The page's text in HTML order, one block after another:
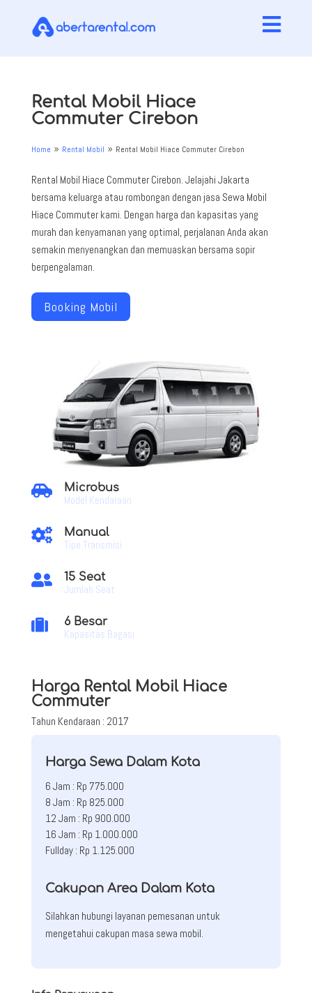

Rental Mobil Hiace
Commuter Cirebon
Home 9 Rental Mobil 9 Rental Mobil Hiace Commuter Cirebon
Rental Mobil Hiace Commuter Cirebon. Jelajahi Jakarta
bersama keluarga atau rombongan dengan jasa Sewa Mobil
Hiace Commuter kami. Dengan harga dan kapasitas yang
murah dan kenyamanan yang optimal, perjalanan Anda akan
semakin menyenangkan dan memuaskan bersama sopir
berpengalaman.
Booking Mobil
 Microbus
Model Kendaraan
 Manual
Tipe Transmisi
 15 Seat
Jumlah Seat
 6 Besar
Kapasitas Bagasi
Harga Rental Mobil Hiace
Commuter
Tahun Kendaraan : 2017
Harga Sewa Dalam Kota
6 Jam : Rp 775.000
8 Jam : Rp 825.000
12 Jam : Rp 900.000
16 Jam : Rp 1.000.000
Fullday : Rp 1.125.000
Cakupan Area Dalam Kota
Silahkan hubungi layanan pemesanan untuk
mengetahui cakupan masa sewa mobil.